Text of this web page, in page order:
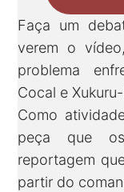
Faça um
verem o
problema
Cocal e
Como
peça que os
reportagem
partir do